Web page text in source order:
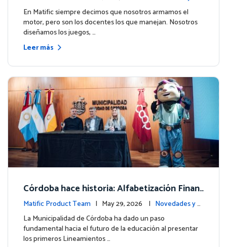
ito de Northfield School en T4.
entos
En Matific siempre decimos que nosotros armamos el
motor, pero son los docentes los que manejan. Nosotros
diseñamos los juegos, …
Leer más
Córdoba hace historia: Alfabetización Finan
ciera para más de 13.000 estudiantes junto
a Matific
Matific Product Team | May 29, 2026 | Novedades y e
ventos
La Municipalidad de Córdoba ha dado un paso
fundamental hacia el futuro de la educación al presentar
los primeros Lineamientos …